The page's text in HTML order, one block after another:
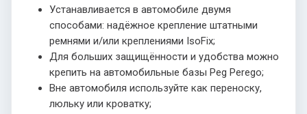
Устанавливается в автомобиле двумя
способами: надёжное крепление штатными
ремнями и/или креплениями IsoFix;
Для больших защищённости и удобства можно
крепить на автомобильные базы Peg Perego;
Вне автомобиля используйте как переноску,
люльку или кроватку;